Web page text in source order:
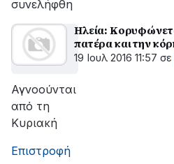
συνελήφθη
Ηλεία:
πατέρα και την
19 Ιουλ 2016 11:57 σε
Αγνοούνται
από τη
Κυριακή
Επιστροφή